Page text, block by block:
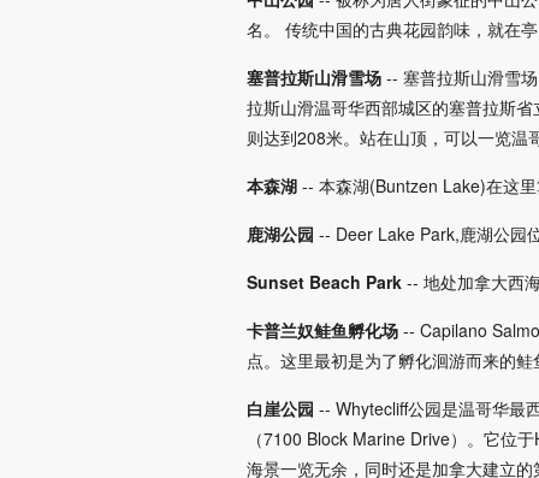
名。 传统中国的古典花园韵味，就在
塞普拉斯山滑雪场 -- 塞普拉斯山滑雪
拉斯山滑温哥华西部城区的塞普拉斯
则达到208米。站在山顶，可以一览
本森湖 -- 本森湖(Buntzen Lake)在这
鹿湖公园 -- Deer Lake Park,鹿湖公园
Sunset Beach Park -- 地处加拿大西
卡普兰奴鲑鱼孵化场 -- Capilano
点。这里最初是为了孵化洄游而来的
白崖公园 -- Whytecliff公园是温哥华最
（7100 Block Marine Drive）。它位
海景一览无余，同时还是加拿大建立